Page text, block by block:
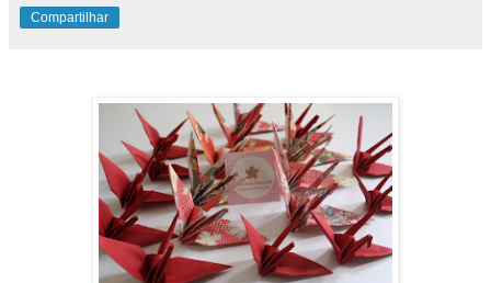
Compartilhar